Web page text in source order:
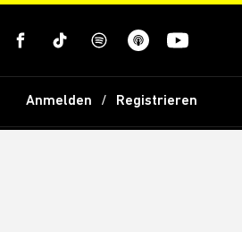
Anmelden Registrieren